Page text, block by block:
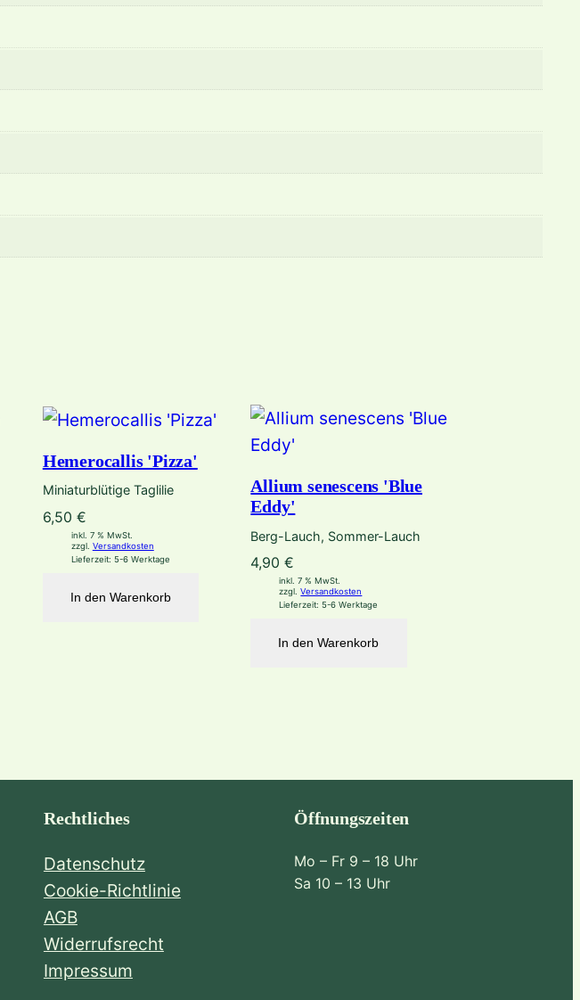
Hemerocallis 'Pizza'
Miniaturblütige Taglilie
6,50 €
inkl. 7 % MwSt.
zzgl. Versandkosten
Lieferzeit: 5-6 Werktage
In den Warenkorb
Allium senescens 'Blue
Eddy'
Berg-Lauch, Sommer-Lauch
4,90€
inkl. 7 % MwSt.
zzgl.Versandkosten
Lieferzeit:5-6 Werktage
In den Warenkorb
Rechtliches
Datenschutz
Cookie-Richtlinie
AGB
Widerrufsrecht
Impressum
Öffnungszeiten
Mo – Fr 9 – 18 Uhr
Sa 10 – 13 Uhr